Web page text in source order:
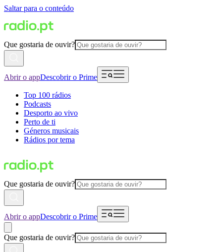
Saltar para o conteúdo
Que gostaria de ouvir?
Abrir o appDescobrir o Prime
Top 100 rádios
Podcasts
Desporto ao vivo
Perto de ti
Géneros musicais
Rádios por tema
Que gostaria de ouvir?
Abrir o appDescobrir o Prime
Que gostaria de ouvir?